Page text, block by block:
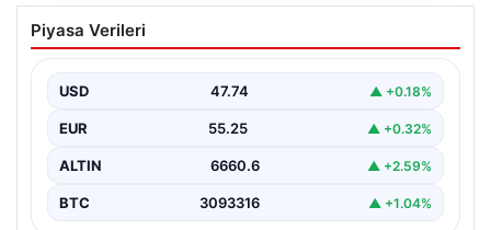
Yalova’da Kafenin Önünde Park İhlali
Komik ve Gergin Anlara Sahne Oldu
Mahallesi Ufuk Sokak'ta bulunan bir kafede çalışan…
Piyasa Verileri
USD 47.74 ▲ +0.18%
EUR 55.25 ▲ +0.32%
ALTIN 6660.6 ▲ +2.59%
BTC 3093316 ▲ +1.04%